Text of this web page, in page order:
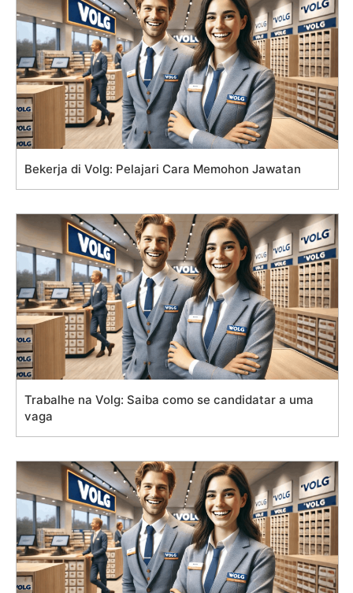
Bekerja di Volg: Pelajari Cara Memohon Jawatan
Trabalhe na Volg: Saiba como se candidatar a uma
vaga